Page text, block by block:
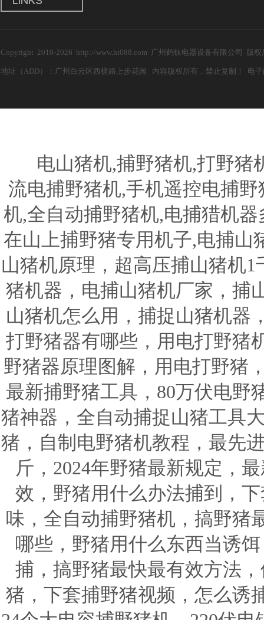
Copyright 2010-2026 http://www.ht088.com 广州鹤钛电器设备有限公司 版
地址（ADD）：广州白云区西槎路上步花园 内容版权所有，禁止复制！ 电
电山猪机,捕野猪机,打野猪
流电捕野猪机,手机遥控电捕
机,全自动捕野猪机,电捕猎机
在山上捕野猪专用机子,电捕山
山猪机原理，超高压捕山猪机
猪机器，电捕山猪机厂家，捕
山猪机怎么用，捕捉山猪机器
打野猪器有哪些，用电打野猪
野猪器原理图解，用电打野猪
最新捕野猪工具，80万伏电野
猪神器，全自动捕捉山猪工具
猪，自制电野猪机教程，最先
斤，2024年野猪最新规定，
效，野猪用什么办法捕到，
味，全自动捕野猪机，搞野猪
哪些，野猪用什么东西当诱
捕，搞野猪最快最有效方法
猪，下套捕野猪视频，怎么诱